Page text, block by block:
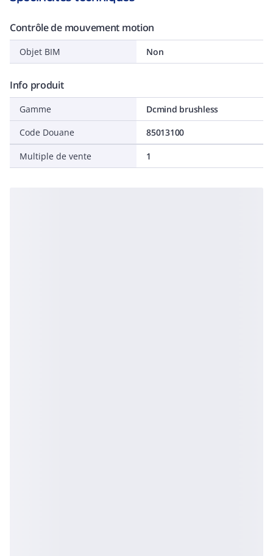
Contrôle de mouvement motion
Objet BIM Non
Info produit
Gamme
Dcmind brushless
Code Douane
85013100
Multiple de vente 1